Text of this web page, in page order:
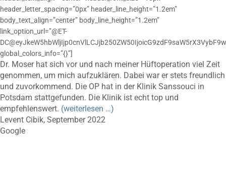
header_letter_spacing=”0px” header_line_height=”1.2em”
body_text_align=”center” body_line_height=”1.2em”
link_option_url=”@ET-
global_colors_info=”{}”]
Dr. Moser hat sich vor und nach meiner Hüftoperation viel Zeit
genommen, um mich aufzuklären. Dabei war er stets freundlich
und zuvorkommend. Die OP hat in der Klinik Sanssouci in
Potsdam stattgefunden. Die Klinik ist echt top und
empfehlenswert. (weiterlesen …)
Levent Cibik, September 2022
Google